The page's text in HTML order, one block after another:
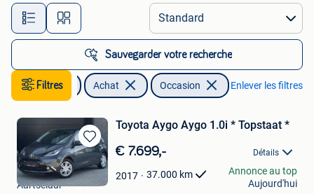
Toutes les distances…
Sauvegarder votre recherche
Filtres
Autos Achat Occasion Enlever les filtres
Sauvegarder
dans
Mes
Favoris
Toyota Aygo Aygo 1.0i * Topstaat *
€ 7.699,- Détails
2017 37.000 km
About Cars
Aartselaar
Annonce au top
Aujourd'hui